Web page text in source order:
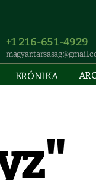
+1 216-651-4929
KRÓNIKA